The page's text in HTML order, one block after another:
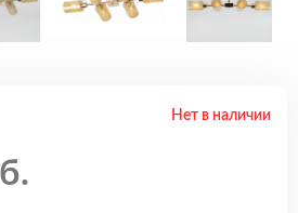
Нет в наличии